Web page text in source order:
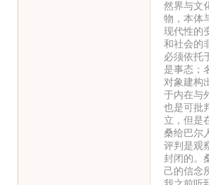
然界与文
物，本体
现代性的
和社会的
必须依托
是事态；
对象建构
于内在与
也是可批
立，但是
桑给巴尔
评判是观
封闭的。
己的信念